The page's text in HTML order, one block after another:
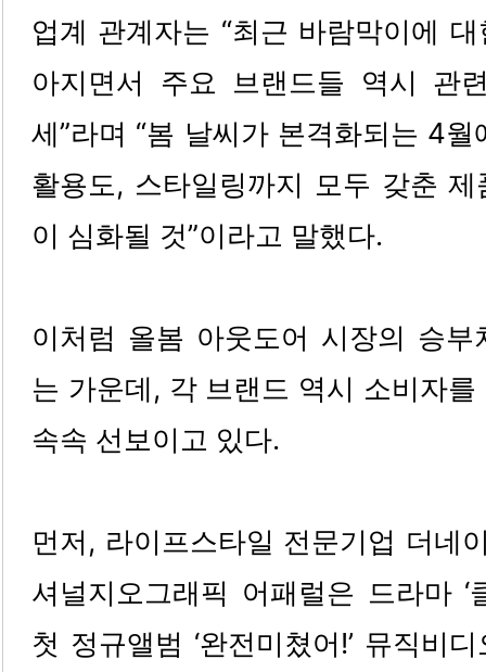
업계 관계자는 “최근 바람막이에
아지면서 주요 브랜드들 역시 관
세”라며 “봄 날씨가 본격화되는 4
활용도, 스타일링까지 모두 갖춘
이 심화될 것”이라고 말했다.
이처럼 올봄 아웃도어 시장의 승부
는 가운데, 각 브랜드 역시 소비자
속속 선보이고 있다.
먼저, 라이프스타일 전문기업 더네
셔널지오그래픽 어패럴은 드라마
첫 정규앨범 ‘완전미쳤어!’ 뮤직비